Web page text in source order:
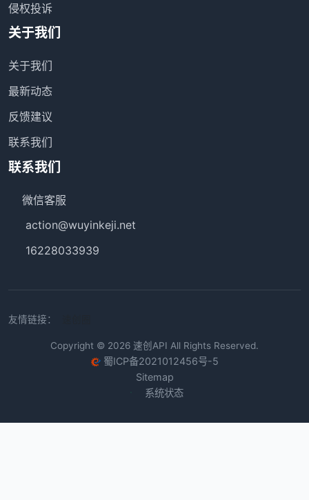
侵权投诉
关于我们
关于我们
最新动态
反馈建议
联系我们
联系我们
微信客服
action@wuyinkeji.net
16228033939
友情链接：
Copyright © 2026 速创API All Rights Reserved.
蜀ICP备2021012456号-5
Sitemap
系统状态